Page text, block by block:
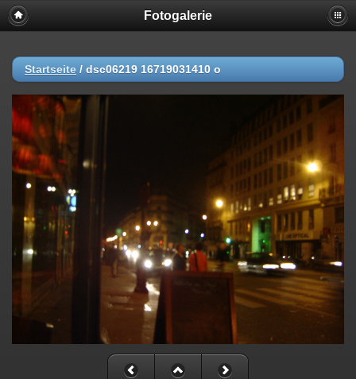
Fotogalerie
Startseite / dsc06219 16719031410 o